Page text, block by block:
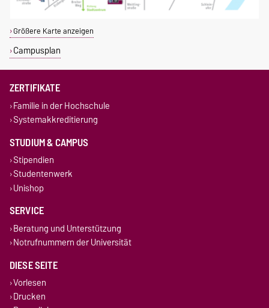
Größere Karte anzeigen
Campusplan
ZERTIFIKATE
Familie in der Hochschule
Systemakkreditierung
STUDIUM & CAMPUS
Stipendien
Studentenwerk
Unishop
SERVICE
Beratung und Unterstützung
Notrufnummern der Universität
DIESE SEITE
Vorlesen
Drucken